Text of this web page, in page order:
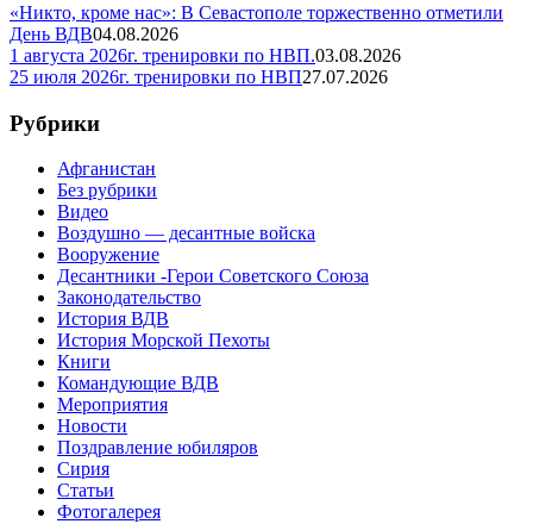
«Никто, кроме нас»: В Севастополе торжественно отметили
День ВДВ04.08.2026
1 августа 2026г. тренировки по НВП.03.08.2026
25 июля 2026г. тренировки по НВП27.07.2026
Рубрики
Афганистан
Без рубрики
Видео
Воздушно — десантные войска
Вооружение
Десантники -Герои Советского Союза
Законодательство
История ВДВ
История Морской Пехоты
Книги
Командующие ВДВ
Мероприятия
Новости
Поздравление юбиляров
Сирия
Статьи
Фотогалерея